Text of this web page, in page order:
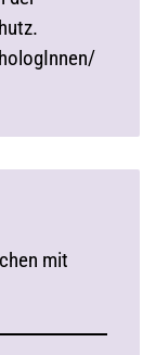
mit